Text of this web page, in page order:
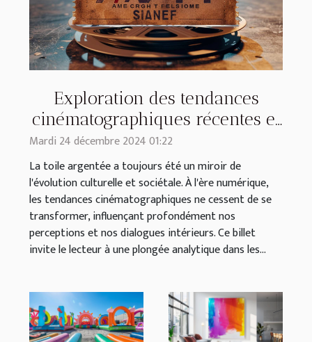
Exploration des tendances
cinématographiques récentes et
leur impact culturel
Mardi 24 décembre 2024 01:22
La toile argentée a toujours été un miroir de
l'évolution culturelle et sociétale. À l'ère numérique,
les tendances cinématographiques ne cessent de se
transformer, influençant profondément nos
perceptions et nos dialogues intérieurs. Ce billet
invite le lecteur à une plongée analytique dans les...